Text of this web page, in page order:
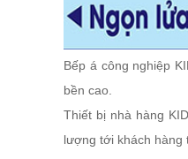
Bếp á công nghiệp
bền cao.
Thiết bị nhà hàng
lượng tới khách hàng